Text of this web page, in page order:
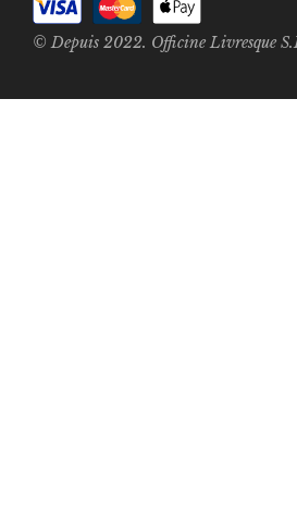
© Depuis 2022. Officine Livresque